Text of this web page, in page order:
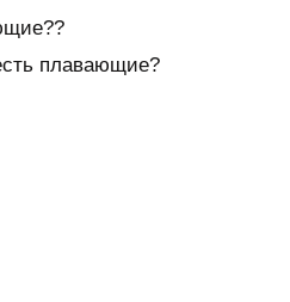
плавающие?